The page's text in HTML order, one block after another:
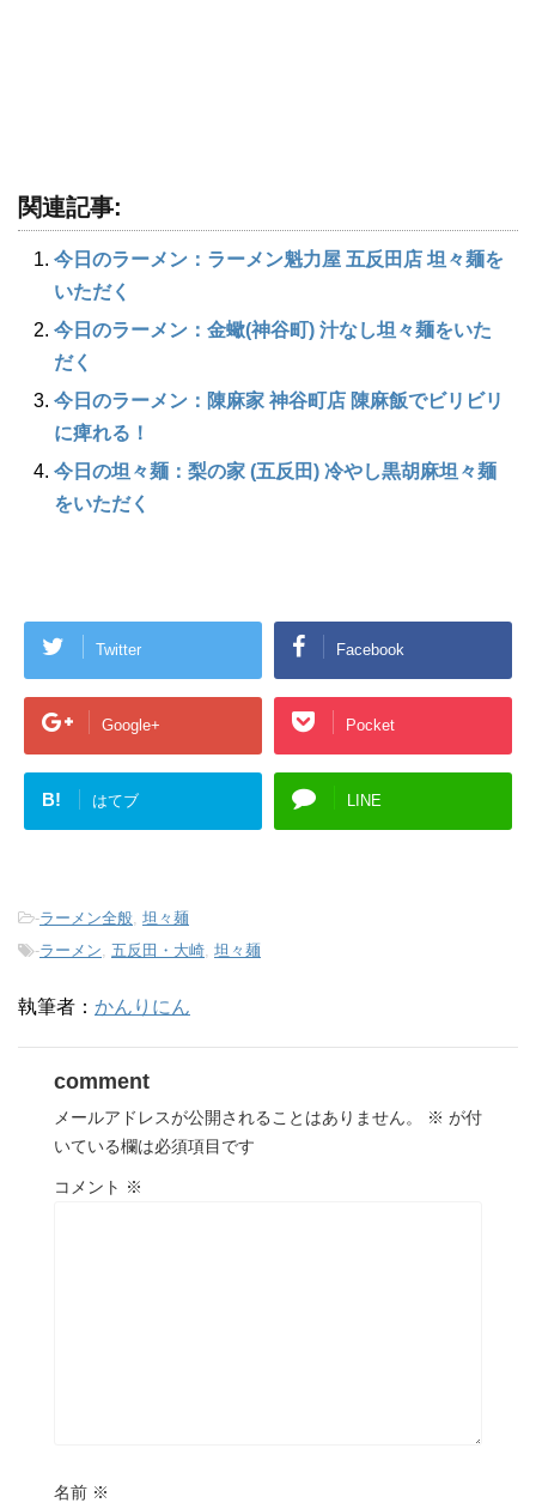
関連記事:
今日のラーメン：ラーメン魁力屋 五反田店 坦々麺を
いただく
今日のラーメン：金蠍(神谷町) 汁なし坦々麺をいた
だく
今日のラーメン：陳麻家 神谷町店 陳麻飯でビリビリ
に痺れる！
今日の坦々麺：梨の家 (五反田) 冷やし黒胡麻坦々麺
をいただく
Twitter Facebook
Google+ Pocket
B! はてブ LINE
-ラーメン全般 坦々麺
-ラーメン 五反田・大崎 坦々麺
執筆者： かんりにん
comment
メールアドレスが公開されることはありません。 ※ が付
いている欄は必須項目です
コメント ※
名前 ※